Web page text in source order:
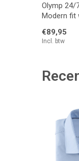
Olymp 24/
Modern fit
€89,95
Incl. btw